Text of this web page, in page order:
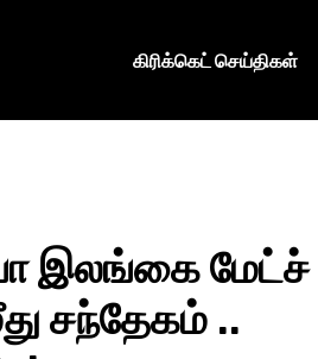
கிரிக்கெட் செய்திகள்
இலங்கை மேட்ச்
சந்தேகம் ..